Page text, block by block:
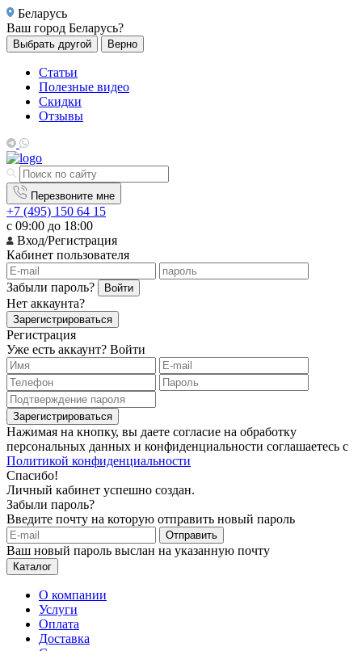
Беларусь
Ваш город Беларусь?
Выбрать другой Верно
Статьи
Полезные видео
Скидки
Отзывы
Перезвоните мне
+7 (495) 150 64 15
с 09:00 до 18:00
Вход/Регистрация
Кабинет пользователя
Забыли пароль? Войти
Нет аккаунта?
Зарегистрироваться
Регистрация
Уже есть аккаунт? Войти
Зарегистрироваться
Нажимая на кнопку, вы даете согласие на обработку
персональных данных и конфиденциальности соглашаетесь с
Политикой конфиденциальности
Спасибо!
Личный кабинет успешно создан.
Забыли пароль?
Введите почту на которую отправить новый пароль
Отправить
Ваш новый пароль выслан на указанную почту
Каталог
О компании
Услуги
Оплата
Доставка